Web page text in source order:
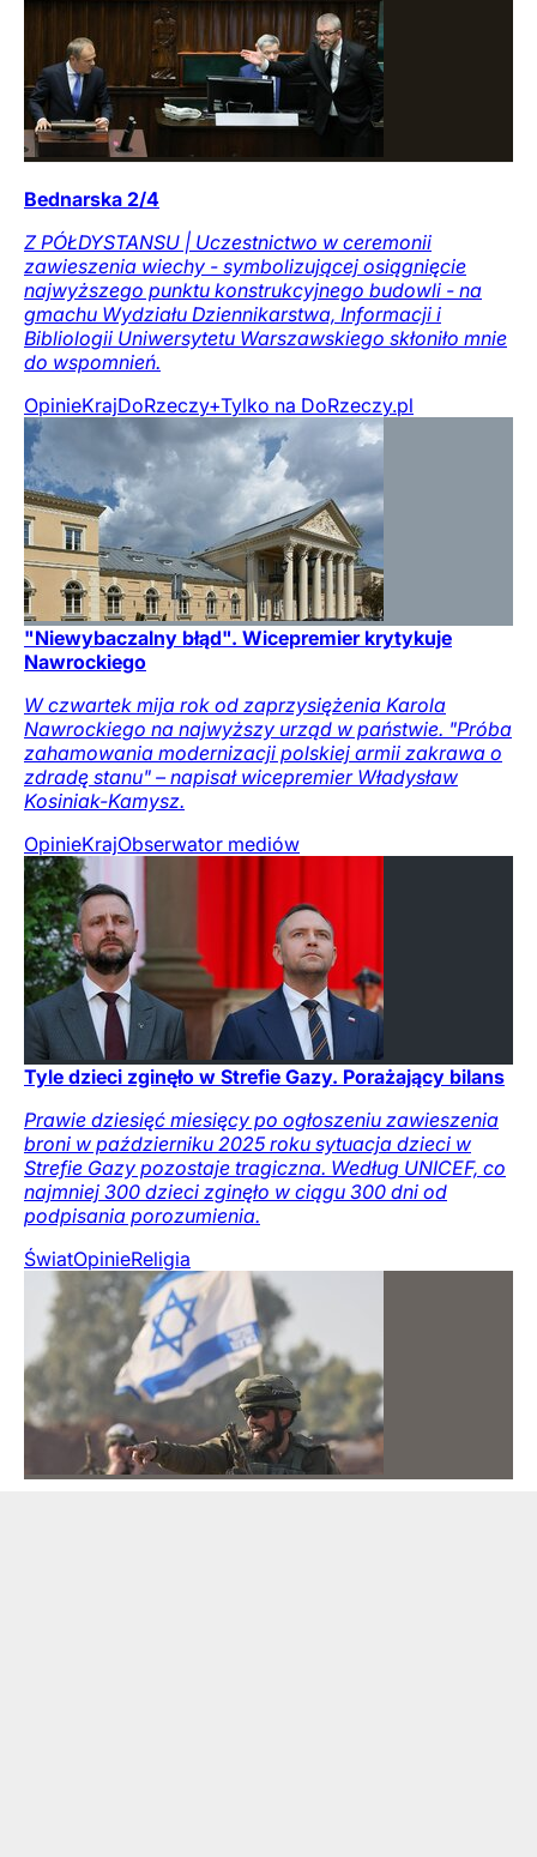
Bednarska 2/4
Z PÓŁDYSTANSU | Uczestnictwo w ceremonii
zawieszenia wiechy - symbolizującej osiągnięcie
najwyższego punktu konstrukcyjnego budowli - na
gmachu Wydziału Dziennikarstwa, Informacji i
Bibliologii Uniwersytetu Warszawskiego skłoniło mnie
do wspomnień.
OpinieKrajDoRzeczy+Tylko na DoRzeczy.pl
"Niewybaczalny błąd". Wicepremier krytykuje
Nawrockiego
W czwartek mija rok od zaprzysiężenia Karola
Nawrockiego na najwyższy urząd w państwie. "Próba
zahamowania modernizacji polskiej armii zakrawa o
zdradę stanu" – napisał wicepremier Władysław
Kosiniak-Kamysz.
OpinieKrajObserwator mediów
Tyle dzieci zginęło w Strefie Gazy. Porażający bilans
Prawie dziesięć miesięcy po ogłoszeniu zawieszenia
broni w październiku 2025 roku sytuacja dzieci w
Strefie Gazy pozostaje tragiczna. Według UNICEF, co
najmniej 300 dzieci zginęło w ciągu 300 dni od
podpisania porozumienia.
ŚwiatOpinieReligia